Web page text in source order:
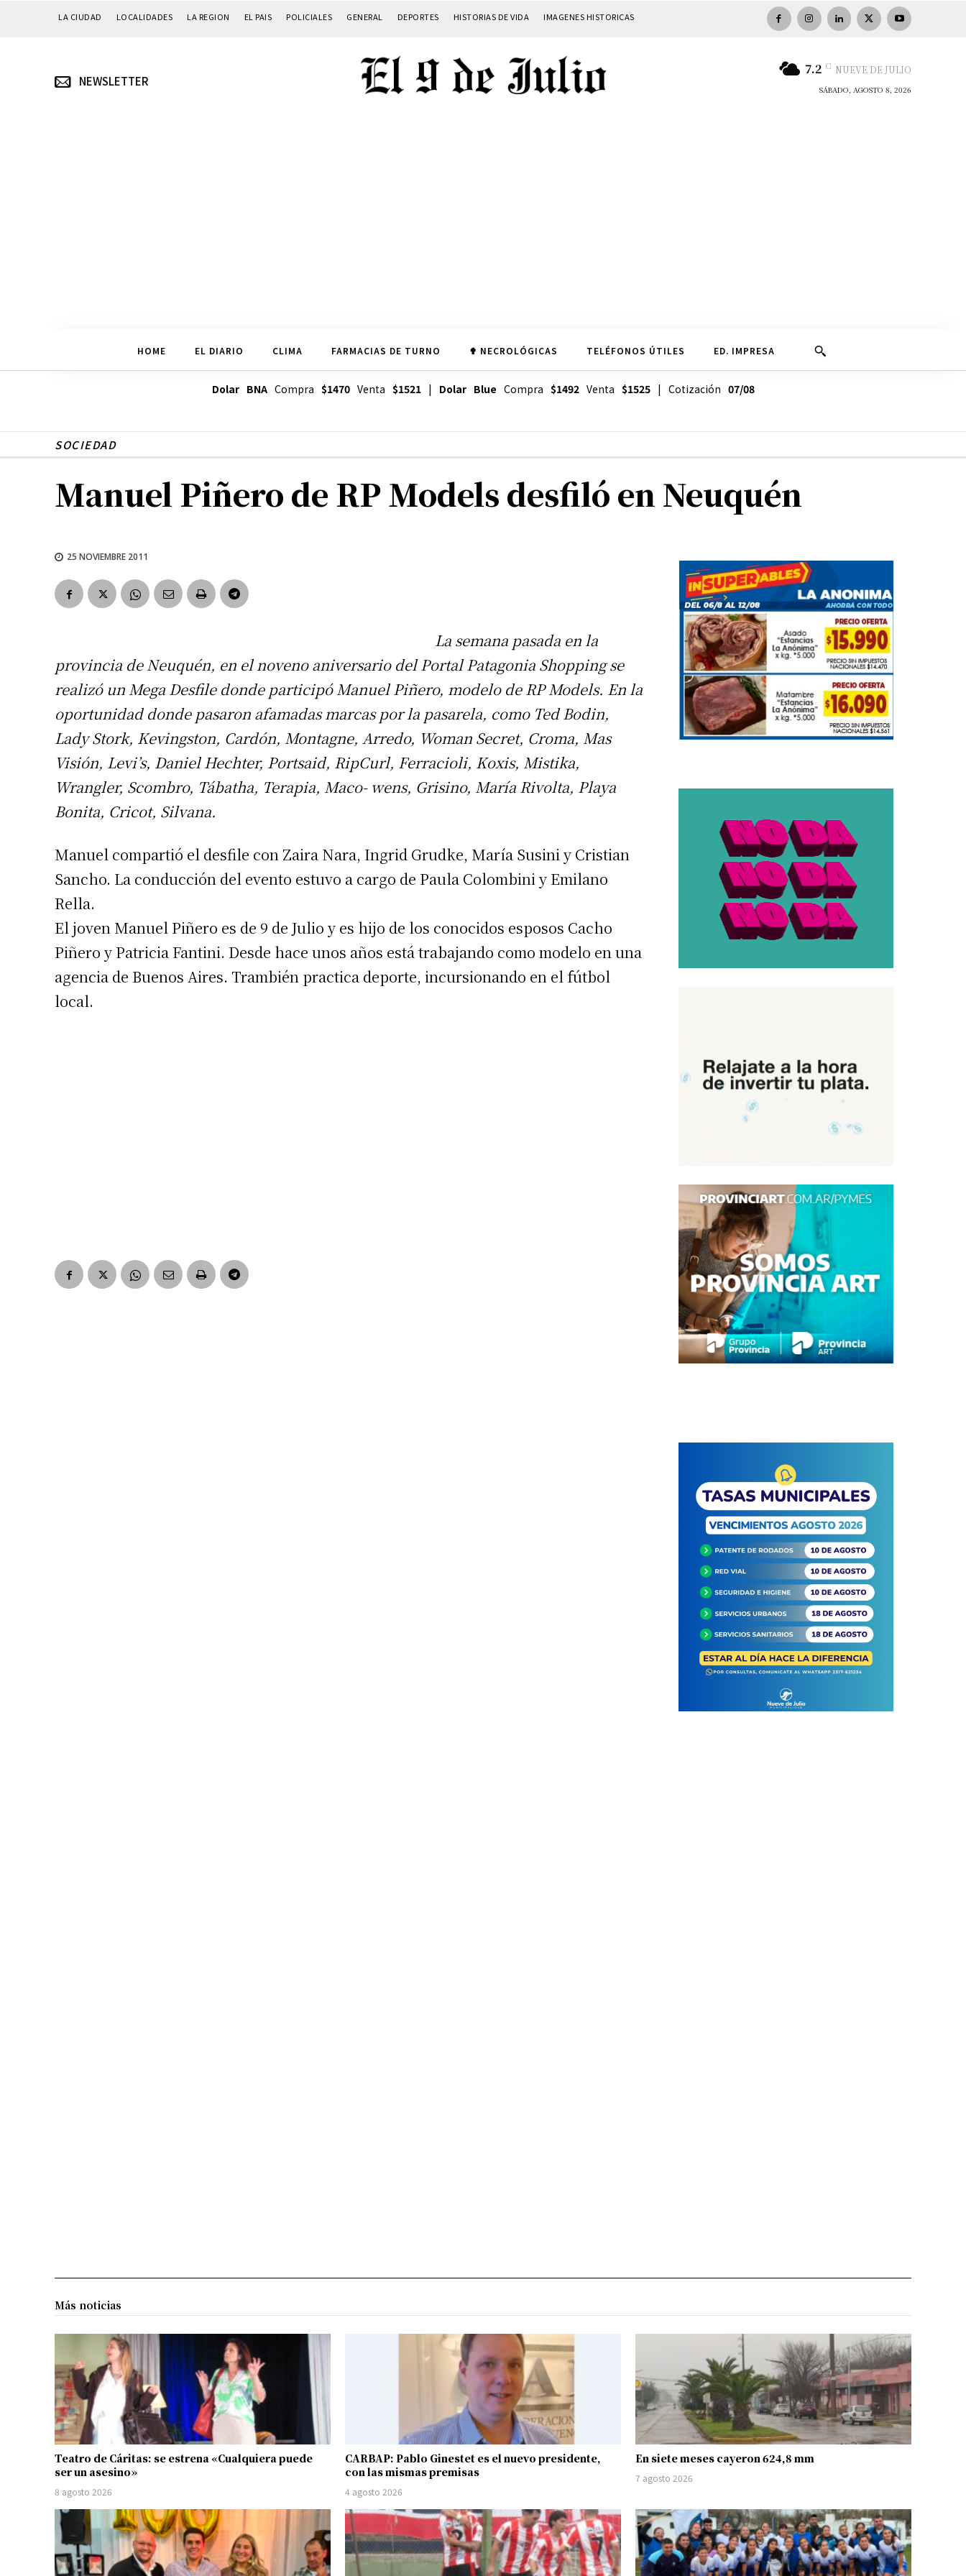
LA CIUDAD LOCALIDADES LA REGION EL PAIS POLICIALES GENERAL DEPORTES HISTORIAS DE VIDA IMAGENES HISTORICAS
NEWSLETTER
7.2 C NUEVE DE JULIO
SÁBADO, AGOSTO 8, 2026
HOME EL DIARIO CLIMA FARMACIAS DE TURNO ✟ NECROLÓGICAS TELÉFONOS ÚTILES ED. IMPRESA
Dolar BNACompra $1470Venta $1521| Dolar Blue Compra $1492Venta $1525| Cotización 07/08
SOCIEDAD
Manuel Piñero de RP Models desfiló en Neuquén
25 NOVIEMBRE 2011
La semana pasada en la
provincia de Neuquén, en el noveno aniversario del Portal Patagonia Shopping se
realizó un Mega Desfile donde participó Manuel Piñero, modelo de RP Models. En la
oportunidad donde pasaron afamadas marcas por la pasarela, como Ted Bodin,
Lady Stork, Kevingston, Cardón, Montagne, Arredo, Woman Secret, Croma, Mas
Visión, Levi’s, Daniel Hechter, Portsaid, RipCurl, Ferracioli, Koxis, Mistika,
Wrangler, Scombro, Tábatha, Terapia, Maco- wens, Grisino, María Rivolta, Playa
Bonita, Cricot, Silvana.
Manuel compartió el desfile con Zaira Nara, Ingrid Grudke, María Susini y Cristian
Sancho. La conducción del evento estuvo a cargo de Paula Colombini y Emilano
Rella.
El joven Manuel Piñero es de 9 de Julio y es hijo de los conocidos esposos Cacho
Piñero y Patricia Fantini. Desde hace unos años está trabajando como modelo en una
agencia de Buenos Aires. Trambién practica deporte, incursionando en el fútbol
local.
Más noticias
Teatro de Cáritas: se estrena «Cualquiera puede
ser un asesino»
8 agosto 2026
CARBAP: Pablo Ginestet es el nuevo presidente,
con las mismas premisas
4 agosto 2026
En siete meses cayeron 624,8 mm
7 agosto 2026